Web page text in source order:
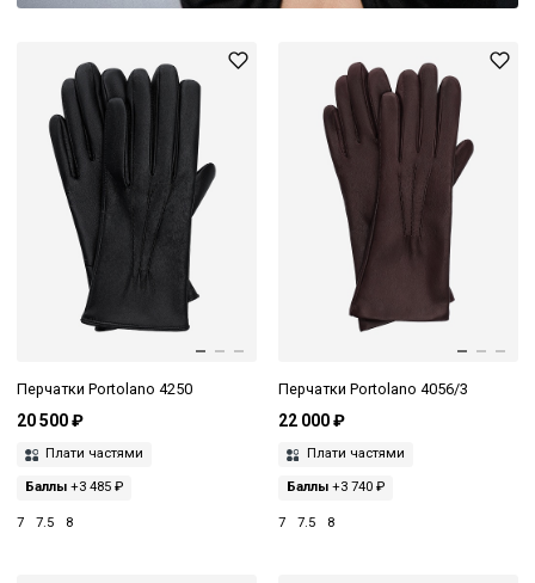
Перчатки Portolano 4250
20 500 ₽
Плати частями
Баллы +3 485 ₽
7 7.5 8
Перчатки Portolano 4056/3
22 000 ₽
Плати частями
Баллы+3 740 ₽
7 7.5 8